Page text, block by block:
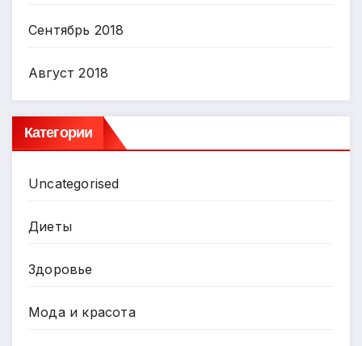
Сентябрь 2018
Август 2018
Категории
Uncategorised
Диеты
Здоровье
Мода и красота